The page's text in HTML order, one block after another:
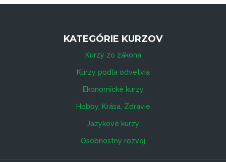
KATEGÓRIE KURZOV
Kurzy zo zákona
Kurzy podľa odvetvia
Ekonomické kurzy
Hobby, Krása, Zdravie
Jazykové kurzy
Osobnostný rozvoj